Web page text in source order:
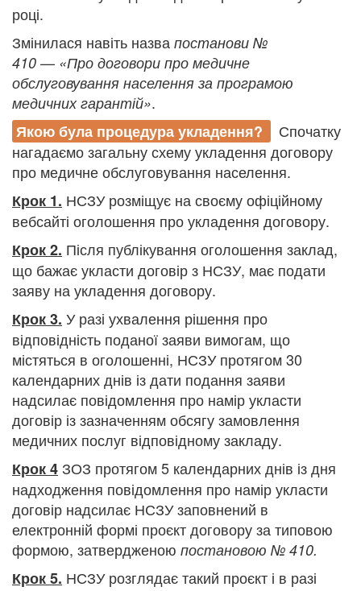
році.
Змінилася навіть назва постанови №
410 — «Про договори про медичне
обслуговування населення за програмою
медичних гарантій».
Якою була процедура укладення?
Спочатку
нагадаємо загальну схему укладення договору
про медичне обслуговування населення.
Крок 1. НСЗУ розміщує на своєму офіційному
вебсайті оголошення про укладення договору.
Крок 2. Після публікування оголошення заклад,
що бажає укласти договір з НСЗУ, має подати
заяву на укладення договору.
Крок 3. У разі ухвалення рішення про
відповідність поданої заяви вимогам, що
містяться в оголошенні, НСЗУ протягом 30
календарних днів із дати подання заяви
надсилає повідомлення про намір укласти
договір із зазначенням обсягу замовлення
медичних послуг відповідному закладу.
Крок 4ЗОЗ протягом 5 календарних днів із дня
надходження повідомлення про намір укласти
договір надсилає НСЗУ заповнений в
електронній формі проєкт договору за типовою
формою, затвердженою постановою № 410.
Крок 5. НСЗУ розглядає такий проєкт і в разі